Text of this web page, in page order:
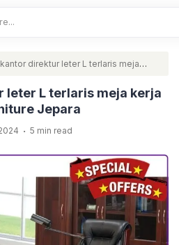
direktur leter L terlaris meja
Jepara
leter L terlaris meja kerja
Jepara
. 5 min read